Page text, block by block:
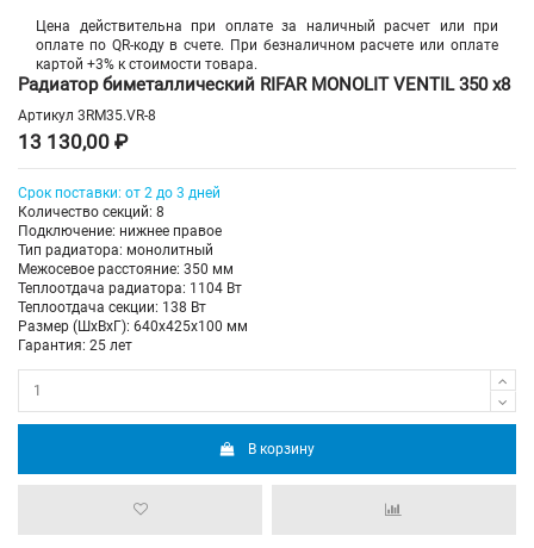
Цена действительна при оплате за наличный расчет или при
оплате по QR-коду в счете. При безналичном расчете или оплате
картой +3% к стоимости товара.
Радиатор биметаллический RIFAR MONOLIT VENTIL 350 х8
Артикул 3RM35.VR-8
13 130,00 ₽
Срок поставки: от 2 до 3 дней
Количество секций: 8
Подключение: нижнее правое
Тип радиатора: монолитный
Межосевое расстояние: 350 мм
Теплоотдача радиатора: 1104 Вт
Теплоотдача секции: 138 Вт
Размер (ШхВхГ): 640х425х100 мм
Гарантия: 25 лет
В корзину